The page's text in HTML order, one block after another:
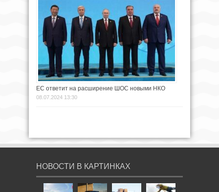
ЕС ответит на расширение ШОС новыми НКО
08.07.2024 13:30
НОВОСТИ В КАРТИНКАХ